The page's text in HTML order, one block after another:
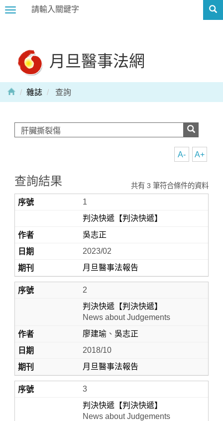
Toggle
月旦醫事法網
Home
雜誌 查詢
A+
A-
查詢結果 共有 3 筆符合條件的資料
1
判決快遞【判決快遞】
吳志正
2023/02
月旦醫事法報告
2
判決快遞【判決快遞】
News about Judgements
廖建瑜、 吳志正
2018/10
月旦醫事法報告
3
判決快遞【判決快遞】
News about Judgements